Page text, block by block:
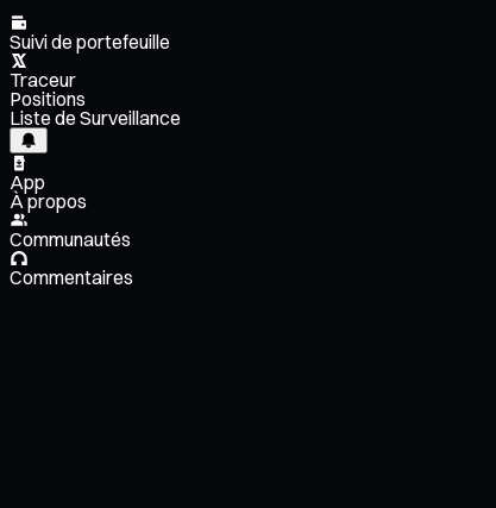
Suivi de portefeuille
Traceur
Positions
Liste de Surveillance
App
À propos
Communautés
Commentaires